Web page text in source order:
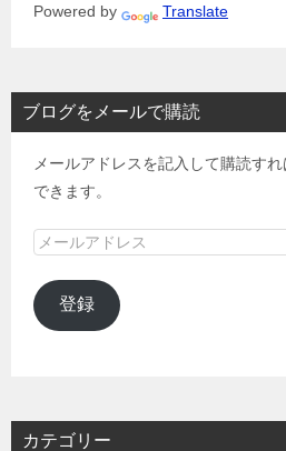
Powered by Translate
ブログをメールで購読
メールアドレスを記入して購読す
できます。
メ
ル
ア
登録
カテゴリー